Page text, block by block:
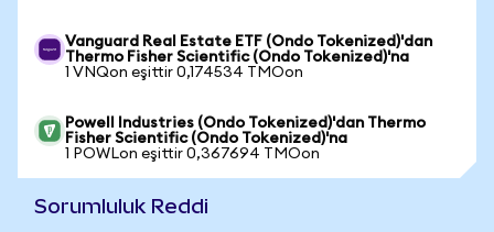
Vanguard Real Estate ETF (Ondo Tokenized)'dan
Thermo Fisher Scientific (Ondo Tokenized)'na
1 VNQon eşittir 0,174534 TMOon
Powell Industries (Ondo Tokenized)'dan Thermo
Fisher Scientific (Ondo Tokenized)'na
1 POWLon eşittir 0,367694 TMOon
Sorumluluk Reddi